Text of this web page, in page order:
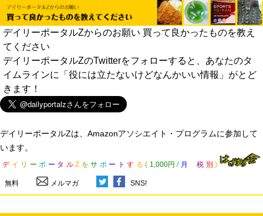
デイリーポータルZからのお願い 買って良かったものを教え
てください
デイリーポータルZのTwitterをフォローすると、あなたのタ
イムラインに「役には立たないけどなんかいい情報」がとど
きます！
デイリーポータルZは、Amazonアソシエイト・プログラムに参加して
います。
デ イ リ ー ポ ー タ ル Z を サ ポ ー ト す る ( 1,000円 / 月 税 別 )
無料 メルマガ SNS!